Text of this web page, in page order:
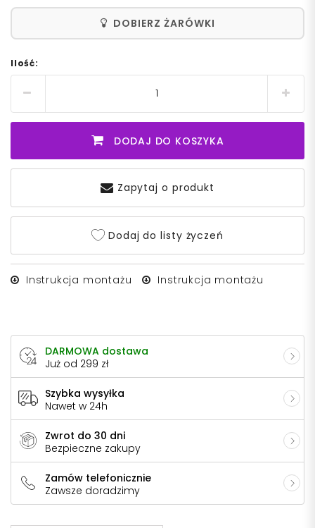
DOBIERZ ŻARÓWKI
Ilość:
DODAJ DO KOSZYKA
Zapytaj o produkt
Dodaj do listy życzeń
Instrukcja montażu Instrukcja montażu
DARMOWA dostawa
Już od 299 zł
Szybka wysyłka
Nawet w 24h
Zwrot do 30 dni
Bezpieczne zakupy
Zamów telefonicznie
Zawsze doradzimy